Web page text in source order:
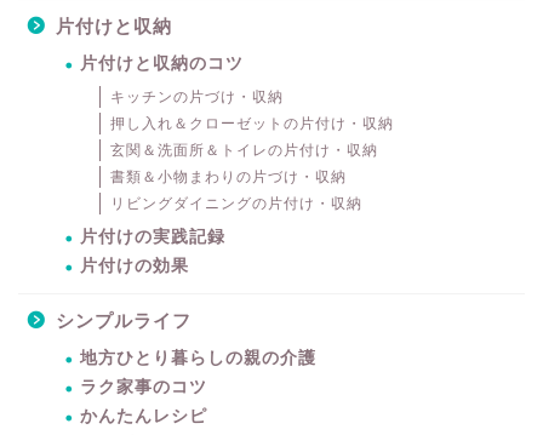
片付けと収納
片付けと収納のコツ
キッチンの片づけ・収納
押し入れ＆クローゼットの片付け・収納
玄関＆洗面所＆トイレの片付け・収納
書類＆小物まわりの片づけ・収納
リビングダイニングの片付け・収納
片付けの実践記録
片付けの効果
シンプルライフ
地方ひとり暮らしの親の介護
ラク家事のコツ
かんたんレシピ